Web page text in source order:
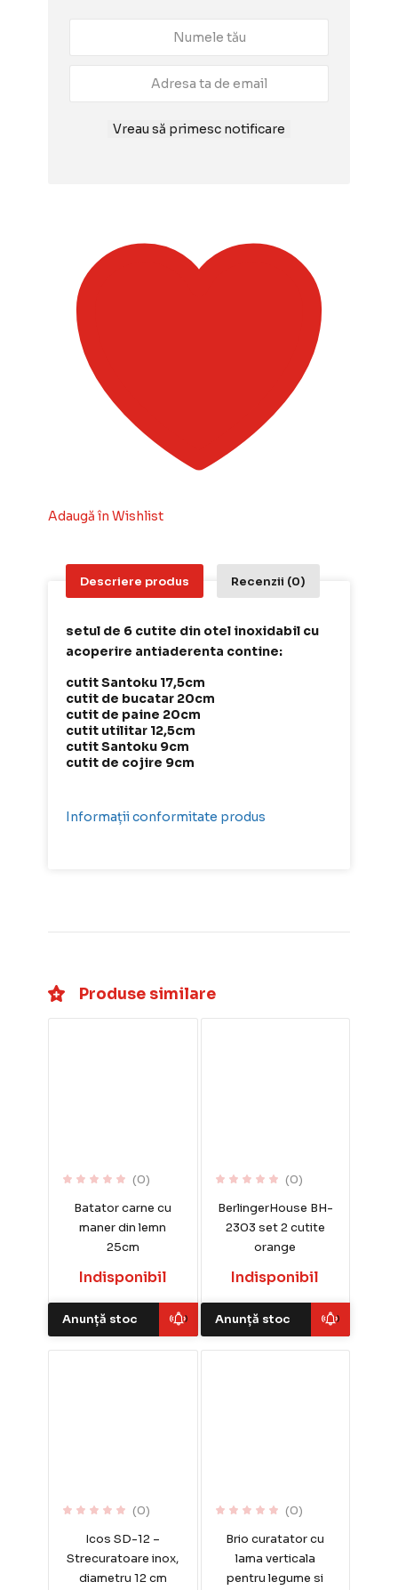
Vreau să primesc notificare
Adaugă în Wishlist
Descriere produs Recenzii (0)
setul de 6 cutite din otel inoxidabil cu
acoperire antiaderenta contine:
cutit Santoku 17,5cm
cutit de bucatar 20cm
cutit de paine 20cm
cutit utilitar 12,5cm
cutit Santoku 9cm
cutit de cojire 9cm
Informații conformitate produs
Produse similare
(0)
Batator carne cu
maner din lemn
25cm
Indisponibil
Anunță stoc
(0)
BerlingerHouse BH-
2303 set 2 cutite
orange
Indisponibil
Anunță stoc
(0)
Icos SD-12 –
Strecuratoare inox,
diametru 12 cm
(0)
Brio curatator cu
lama verticala
pentru legume si